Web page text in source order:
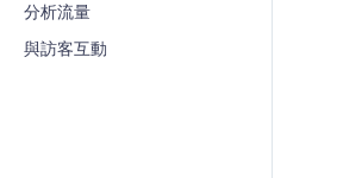
分析流量
與訪客互動